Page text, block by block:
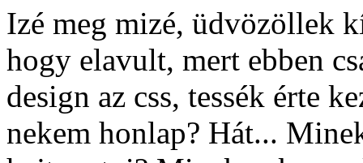
Izé meg mizé, üdvözöllek
hogy elavult, mert ebben
design az css, tessék érte
nekem honlap? Hát...